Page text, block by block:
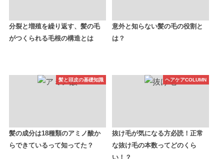
分裂と増殖を繰り返す、髪の毛
がつくられる毛根の構造とは
意外と知らない髪の毛の役割と
は？
髪と頭皮の基礎知識
髪の成分は18種類のアミノ酸か
らできているって知ってた？
ヘアケアCOLUMN
抜け毛が気になる方必読！正常
な抜け毛の本数ってどのくら
い！？